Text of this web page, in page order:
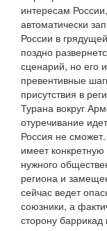
интересам
автоматически
России в
поздно
сценарий, но его
превентивные
присутствия в
Турана вокруг
отуречивание
Россия не
имеет
нужного
региона и
сейчас ведет
союзники, а
сторону